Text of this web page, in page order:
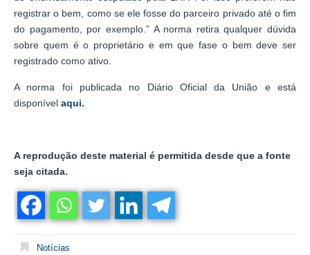
registrar o bem, como se ele fosse do parceiro privado até o fim
do pagamento, por exemplo.” A norma retira qualquer dúvida
sobre quem é o proprietário e em que fase o bem deve ser
registrado como ativo.
A norma foi publicada no Diário Oficial da União e está
disponível aqui.
A reprodução deste material é permitida desde que a fonte
seja citada.
Notícias